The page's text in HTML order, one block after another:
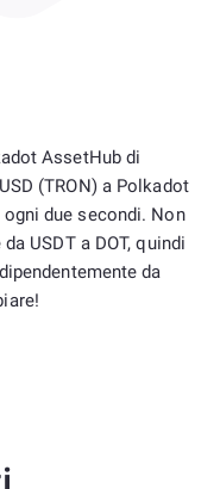
AssetHub di
(TRON) a Polkadot
due secondi. Non
USDT a DOT, quindi
da